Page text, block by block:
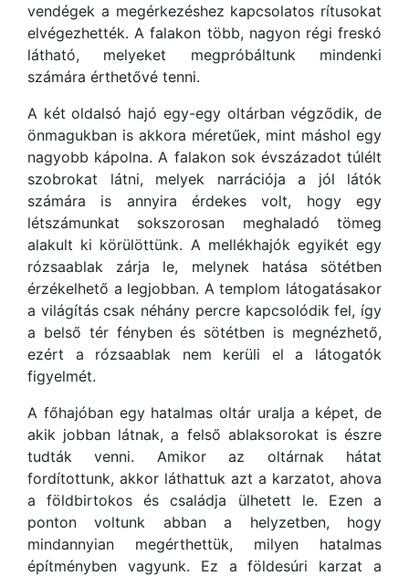
vendégek a megérkezéshez kapcsolatos rítusokat
elvégezhették. A falakon több, nagyon régi freskó
látható, melyeket megpróbáltunk mindenki
számára érthetővé tenni.
A két oldalsó hajó egy-egy oltárban végződik, de
önmagukban is akkora méretűek, mint máshol egy
nagyobb kápolna. A falakon sok évszázadot túlélt
szobrokat látni, melyek narrációja a jól látók
számára is annyira érdekes volt, hogy egy
létszámunkat sokszorosan meghaladó tömeg
alakult ki körülöttünk. A mellékhajók egyikét egy
rózsaablak zárja le, melynek hatása sötétben
érzékelhető a legjobban. A templom látogatásakor
a világítás csak néhány percre kapcsolódik fel, így
a belső tér fényben és sötétben is megnézhető,
ezért a rózsaablak nem kerüli el a látogatók
figyelmét.
A főhajóban egy hatalmas oltár uralja a képet, de
akik jobban látnak, a felső ablaksorokat is észre
tudták venni. Amikor az oltárnak hátat
fordítottunk, akkor láthattuk azt a karzatot, ahova
a földbirtokos és családja ülhetett le. Ezen a
ponton voltunk abban a helyzetben, hogy
mindannyian megérthettük, milyen hatalmas
építményben vagyunk. Ez a földesúri karzat a